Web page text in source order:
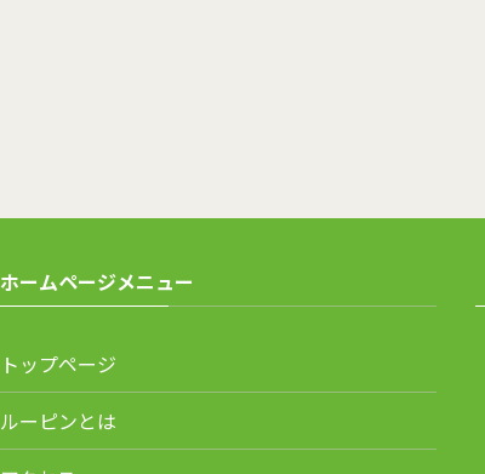
ホームページメニュー
トップページ
ルーピンとは